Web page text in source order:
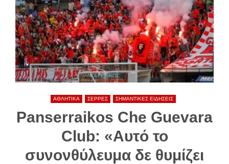
ΑΘΛΗΤΙΚΑ ΣΕΡΡΕΣ ΣΗΜΑΝΤΙΚΕΣ ΕΙΔΗΣΕΙΣ
Panserraikos Che Guevara
Club: «Αυτό το
συνονθύλευμα δε θυμίζει